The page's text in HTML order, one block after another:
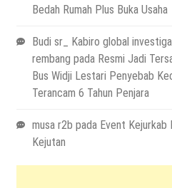
Bedah Rumah Plus Buka Usaha
Budi sr_ Kabiro global
rembang pada Resmi Jadi
Bus Widji Lestari Penyebab
Terancam 6 Tahun Penjara
musa r2b pada Event Kejurkab
Kejutan